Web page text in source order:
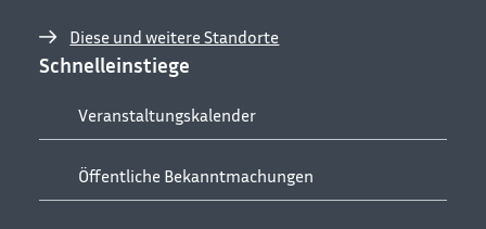
Diese und weitere Standorte
Schnelleinstiege
Veranstaltungskalender
Öffentliche Bekanntmachungen